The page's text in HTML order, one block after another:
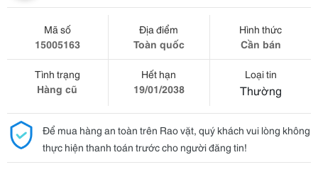
Mã số
15005163
Địa điểm
Toàn quốc
Hình thức
Cần bán
Tình trạng
Hàng cũ
Hết hạn
19/01/2038
Loại tin
Thường
Để mua hàng an toàn trên Rao vặt, quý khách vui lòng không
thực hiện thanh toán trước cho người đăng tin!